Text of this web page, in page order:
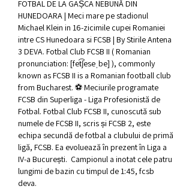
FOTBAL DE LA GAȘCA NEBUNĂ DIN
HUNEDOARA | Meci mare pe stadionul
Michael Klein in 16-zicimile cupei Romaniei
intre CS Hunedoara si FCSB | By Stirile Antena
3 DEVA. Fotbal Club FCSB II ( Romanian
pronunciation: [fet͡ʃeseˌbe] ), commonly
known as FCSB II is a Romanian football club
from Bucharest. ⚽ Meciurile programate
FCSB din Superliga - Liga Profesionistă de
Fotbal. Fotbal Club FCSB II, cunoscută sub
numele de FCSB II, scris și FCSB 2, este
echipa secundă de fotbal a clubului de primă
ligă, FCSB. Ea evoluează în prezent în Liga a
IV-a București.  Campionul a inotat cele patru
lungimi de bazin cu timpul de 1:45, fcsb
deva.